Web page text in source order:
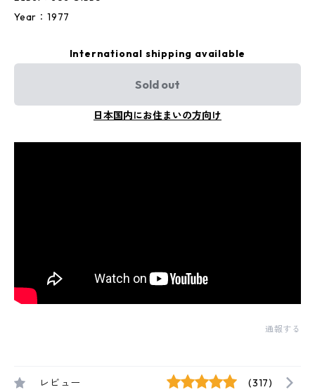
Year：1977
International shipping available
Sold out
日本国内にお住まいの方向け
通報する
レビュー (317)